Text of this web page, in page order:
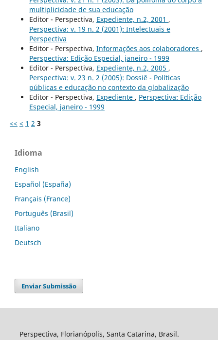
multiplicidade de sua educação
Editor - Perspectiva, Expediente, n.2, 2001 ,
Perspectiva: v. 19 n. 2 (2001): Intelectuais e
Perspectiva
Editor - Perspectiva, Informações aos colaboradores ,
Perspectiva: Edição Especial, janeiro - 1999
Editor - Perspectiva, Expediente, n.2, 2005 ,
Perspectiva: v. 23 n. 2 (2005): Dossiê - Políticas
públicas e educação no contexto da globalização
Editor - Perspectiva, Expediente , Perspectiva: Edição
Especial, janeiro - 1999
<< < 1 2 3
Idioma
English
Español (España)
Français (France)
Português (Brasil)
Italiano
Deutsch
Enviar Submissão
Perspectiva, Florianópolis, Santa Catarina, Brasil.